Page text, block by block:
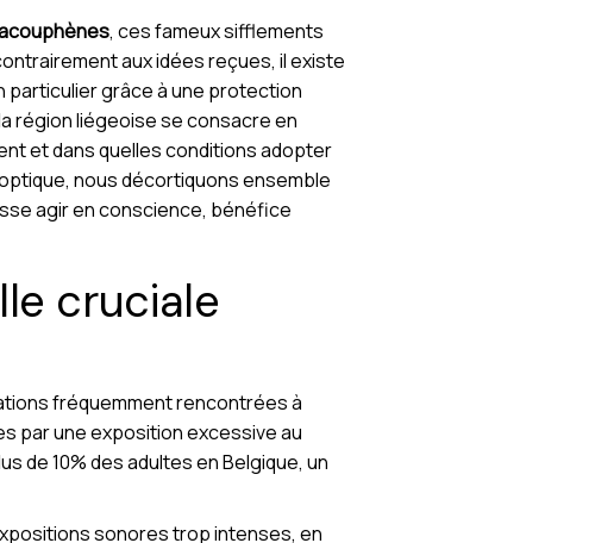
, ces fameux sifflements
aux idées reçues, il existe
grâce à une protection
région liégeoise se consacre en
et dans quelles conditions adopter
nous décortiquons ensemble
agir en conscience, bénéfice
cruciale
fréquemment rencontrées à
par une exposition excessive au
de 10% des adultes en Belgique, un
sonores trop intenses, en